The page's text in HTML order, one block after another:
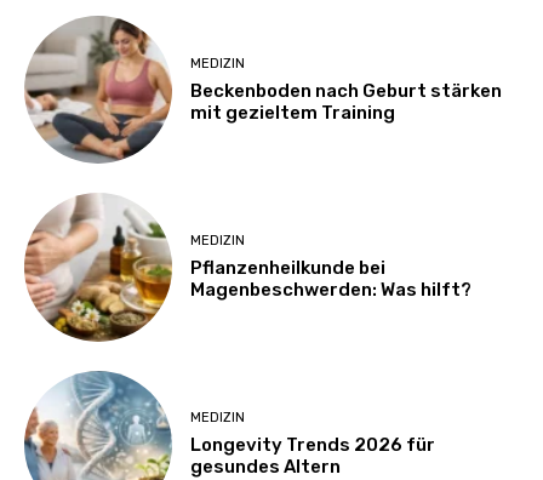
MEDIZIN
Beckenboden nach Geburt stärken
mit gezieltem Training
MEDIZIN
Pflanzenheilkunde bei
Magenbeschwerden: Was hilft?
MEDIZIN
Longevity Trends 2026 für
gesundes Altern